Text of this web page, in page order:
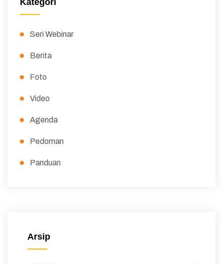
Kategori
Seri Webinar
Berita
Foto
Video
Agenda
Pedoman
Panduan
Buku dan Jurnal
Arsip